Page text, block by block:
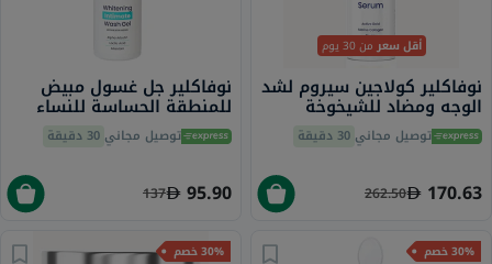
أقل سعر من 30 يوم
نوفاكلير كولاجين سيروم لشد
الوجه ومضاد للشيخوخة
لجميع أنواع البشرة، 30 مل
توصيل مجاني 30 دقيقة
170.63
262.50
نوفاكلير جل غسول مبيض
للمنطقة الحساسة للنساء
200 مل توصيل مجاني 30 دقيقة
95.90
137
30% خصم 30% خصم